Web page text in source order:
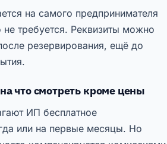
на самого предпринимателя
требуется. Реквизиты можно
резервирования, ещё до
что смотреть кроме цены
ИП бесплатное
или на первые месяцы. Но